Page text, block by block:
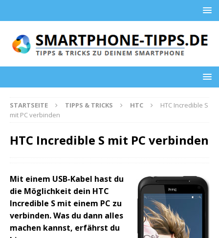
STARTSEITE TIPPS & TRICKS HTC
HTC Incredible S
mit PC verbinden
HTC Incredible S mit PC verbinden
Mit einem USB-Kabel hast du
die Möglichkeit dein HTC
Incredible S mit einem PC zu
verbinden. Was du dann alles
machen kannst, erfährst du